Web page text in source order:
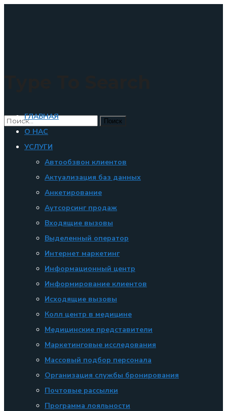
ГЛАВНАЯ
О НАС
УСЛУГИ
Автообзвон клиентов
Актуализация баз данных
Анкетирование
Аутсорсинг продаж
Входящие вызовы
Выделенный оператор
Интернет маркетинг
Информационный центр
Информирование клиентов
Исходящие вызовы
Колл центр в медицине
Медицинские представители
Маркетинговые исследования
Массовый подбор персонала
Организация службы бронирования
Почтовые рассылки
Программа лояльности